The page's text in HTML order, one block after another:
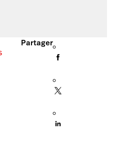
Partager